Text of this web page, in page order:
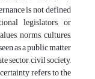
is not defined
legislators or
norms, cultures,
as a public matter
sector, civil society,
refers to the